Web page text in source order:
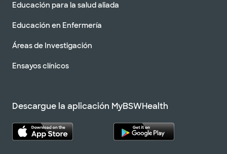
Educación para la salud aliada
Educación en Enfermería
Áreas de Investigación
Ensayos clínicos
Descargue la aplicación MyBSWHealth